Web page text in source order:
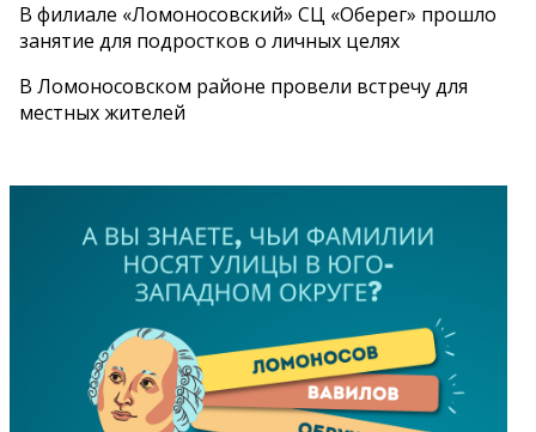
В филиале «Ломоносовский» СЦ «Оберег» прошло
занятие для подростков о личных целях
В Ломоносовском районе провели встречу для
местных жителей